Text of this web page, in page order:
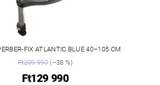
FIX ATLANTIC BLUE 40–105 CM
Ft209 990(–38 %)
Ft129 990